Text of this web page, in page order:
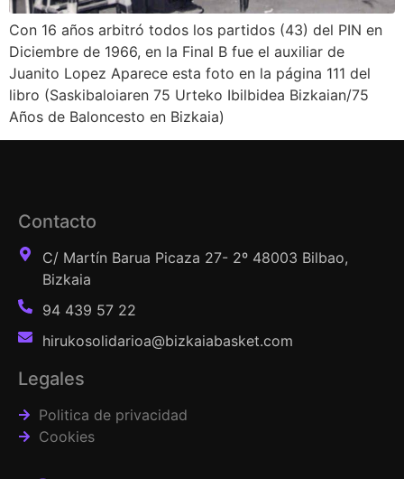
Con 16 años arbitró todos los partidos (43) del PIN en
Diciembre de 1966, en la Final B fue el auxiliar de
Juanito Lopez Aparece esta foto en la página 111 del
libro (Saskibaloiaren 75 Urteko Ibilbidea Bizkaian/75
Años de Baloncesto en Bizkaia)
Contacto
C/ Martín Barua Picaza 27- 2º 48003 Bilbao,
Bizkaia
94 439 57 22
hirukosolidarioa@bizkaiabasket.com
Legales
Politica de privacidad
Cookies